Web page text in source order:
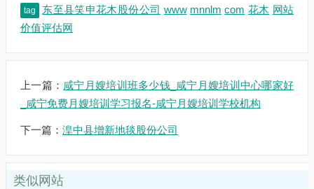
tag 东至县笑申花木股份公司 www mnnlm com 花木 网站
价值评估网
上一篇： 咸宁月嫂培训班多少钱_咸宁月嫂培训中心哪家好
_咸宁免费月嫂培训学习报名-咸宁月嫂培训学校机构
下一篇： 湟中县增新地毯股份公司
类似网站